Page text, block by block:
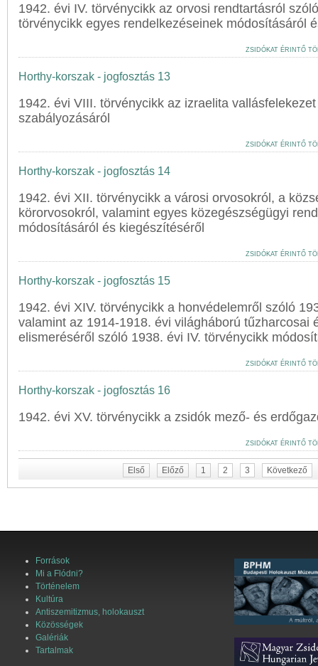
1942. évi IV. törvénycikk az orvosi rendtartásról
törvénycikk egyes rendelkezéseinek módosításáról
ZSIDÓKAT ÉRINTŐ
Horthy-korszak - jogfosztás 13
1942. évi VIII. törvénycikk az izraelita
szabályozásáról
ZSIDÓKAT ÉRINTŐ
Horthy-korszak - jogfosztás 14
1942. évi XII. törvénycikk a városi orvosokról, a
körorvosokról, valamint egyes közegészségügyi
módosításáról és kiegészítéséről
ZSIDÓKAT ÉRINTŐ
Horthy-korszak - jogfosztás 15
1942. évi XIV. törvénycikk a honvédelemről szóló
valamint az 1914-1918. évi világháború tűzharcosai
elismeréséről szóló 1938. évi IV. törvénycikk
ZSIDÓKAT ÉRINTŐ
Horthy-korszak - jogfosztás 16
1942. évi XV. törvénycikk a zsidók mező- és
ZSIDÓKAT ÉRINTŐ
Első Előző 1 2 3 Következő
Források
Mi a Flódni?
Történelem
Kultúra
Antiszemitizmus, holokauszt
Közösségek
Galériák
Tartalmak